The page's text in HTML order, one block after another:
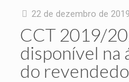
22 de dezembro de 2019
CCT 2019/
disponível na
do